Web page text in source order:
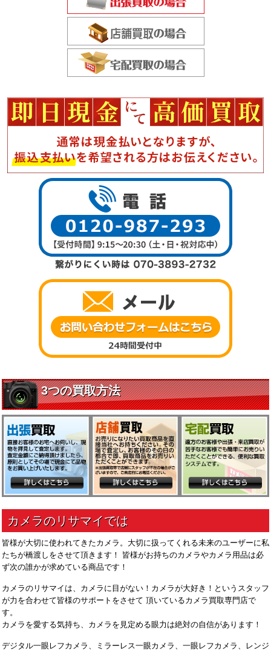
皆様が大切に使われてきたカメラ。大切に扱ってくれる未来のユーザーに私
たちが橋渡しをさせて頂きます！ 皆様がお持ちのカメラやカメラ用品は必
ず次の誰かが求めている商品です！
カメラのリサマイは、カメラに目がない！カメラが大好き！というスタッフ
が力を合わせて皆様のサポートをさせて 頂いているカメラ買取専門店で
す。
カメラを愛する気持ち、カメラを見定める眼力は絶対の自信があります！
デジタル一眼レフカメラ、ミラーレス一眼カメラ、一眼レフカメラ、レンジ